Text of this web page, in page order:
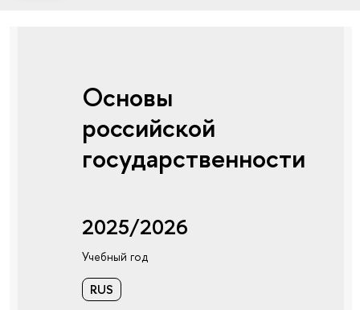
Основы
российской
государственности
2025/2026
Учебный год
RUS